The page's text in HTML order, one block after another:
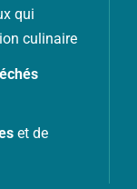
qui
culinaire
et de